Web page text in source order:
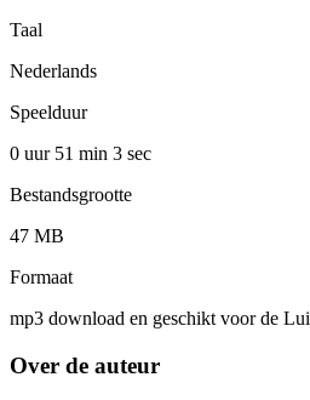
Taal
Nederlands
Speelduur
0 uur 51 min 3 sec
Bestandsgrootte
47 MB
Formaat
mp3 download en geschikt voor de
Over de auteur